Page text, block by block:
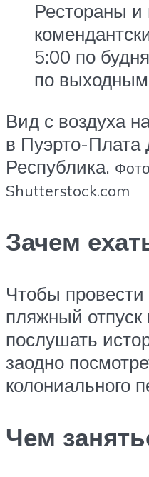
Рестораны и
5:00 по
по
Вид с воздуха
в Пуэрто-Плата
Республика.
Shutterstock.com
Зачем
Чтобы провести
пляжный отпуск
послушать
заодно
колониального
Чем